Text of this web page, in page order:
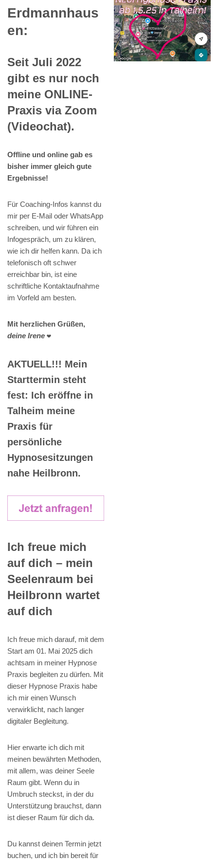
Erdmannhaus
en:
Seit Juli 2022
gibt es nur noch
meine ONLINE-
Praxis via Zoom
(Videochat).
Offline und online gab es
bisher immer gleich gute
Ergebnisse!
Für Coaching-Infos kannst du
mir per E-Mail oder WhatsApp
schreiben, und wir führen ein
Infogespräch, um zu klären,
wie ich dir helfen kann. Da ich
telefonisch oft schwer
erreichbar bin, ist eine
schriftliche Kontaktaufnahme
im Vorfeld am besten.
Mit herzlichen Grüßen,
deine Irene ❤️
AKTUELL!!! Mein
Starttermin steht
fest: Ich eröffne in
Talheim meine
Praxis für
persönliche
Hypnosesitzungen
nahe Heilbronn.
Ich freue mich
auf dich – mein
Seelenraum bei
Heilbronn wartet
auf dich
Ich freue mich darauf, mit dem
Start am 01. Mai 2025 dich
achtsam in meiner Hypnose
Praxis begleiten zu dürfen. Mit
dieser Hypnose Praxis habe
ich mir einen Wunsch
verwirklicht, nach langer
digitaler Begleitung.
Hier erwarte ich dich mit
meinen bewährten Methoden,
mit allem, was deiner Seele
Raum gibt. Wenn du in
Umbruch steckst, in der du
Unterstützung brauchst, dann
ist dieser Raum für dich da.
Du kannst deinen Termin jetzt
buchen, und ich bin bereit für